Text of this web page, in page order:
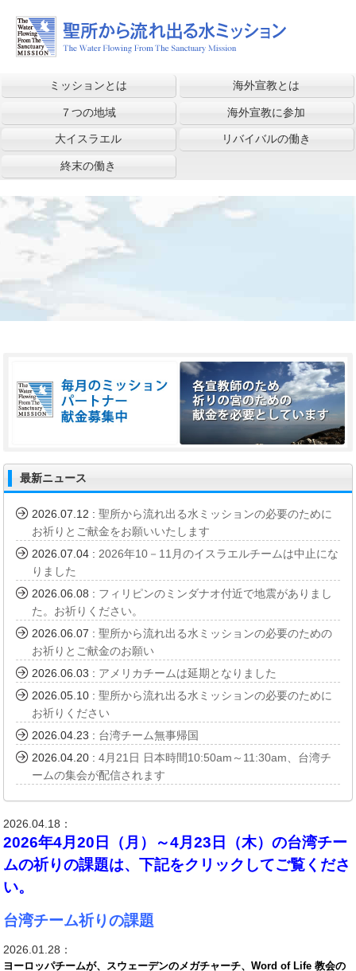
ミッションとは 海外宣教とは
７つの地域 海外宣教に参加
大イスラエル リバイバルの働き
終末の働き
6
7
最新ニュース
2026.07.12 :聖所から流れ出る水ミッションの必要のために
お祈りとご献金をお願いいたします
2026.07.04 : 2026年10－11月のイスラエルチームは中止にな
りました
2026.06.08 : フィリピンのミンダナオ付近で地震がありまし
た。お祈りください。
2026.06.07 :聖所から流れ出る水ミッションの必要のための
お祈りとご献金のお願い
2026.06.03 : アメリカチームは延期となりました
2026.05.10 :聖所から流れ出る水ミッションの必要のために
お祈りください
2026.04.23 : 台湾チーム無事帰国
2026.04.20 :4月21日 日本時間10:50am～11:30am、台湾チ
ームの集会が配信されます
2026.04.18：
2026年4月20日（月）～4月23日（木）の台湾チー
ムの祈りの課題は、下記をクリックしてご覧くださ
い。
台湾チーム祈りの課題
2026.01.28：
ヨーロッパチームが、スウェーデンのメガチャーチ、Word of Life 教会の